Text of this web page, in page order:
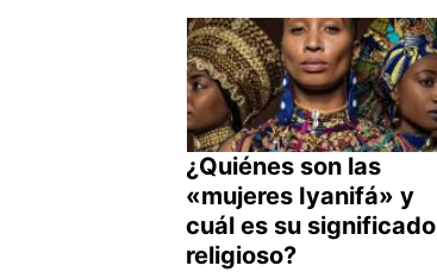
¿Quiénes son las
«mujeres Iyanifá» y
cuál es su significado
religioso?